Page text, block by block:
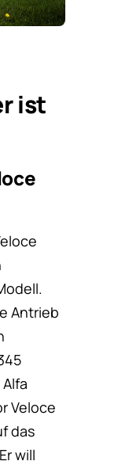
ist
Antrieb
Veloce
das
will